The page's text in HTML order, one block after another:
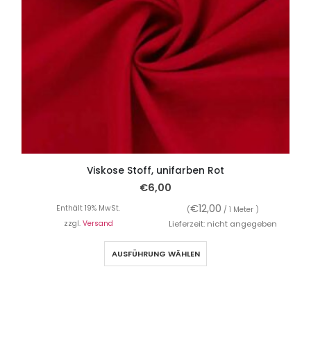
Viskose Stoff, unifarben Rot
€6,00
Enthält 19% MwSt. (€12,00 / 1 Meter )
zzgl. Versand Lieferzeit: nicht angegeben
AUSFÜHRUNG WÄHLEN